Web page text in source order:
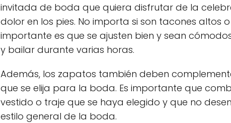
invitada de boda que quiera disfrutar de la
dolor en los pies. No importa si son tacones altos
importante es que se ajusten bien y sean
y bailar durante varias horas.
Además, los zapatos también deben
que se elija para la boda. Es importante que
vestido o traje que se haya elegido y que no
estilo general de la boda.